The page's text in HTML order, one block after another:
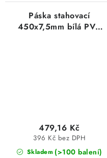
Páska stahovací
450x7,5mm bílá PVC
Skladem (>100 balení)
396 Kč bez DPH
479,16 Kč